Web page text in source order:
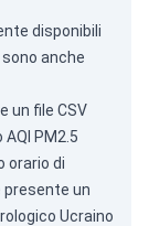
disponibili
sono anche
un file CSV
PM2.5
orario di
presente un
Ucraino